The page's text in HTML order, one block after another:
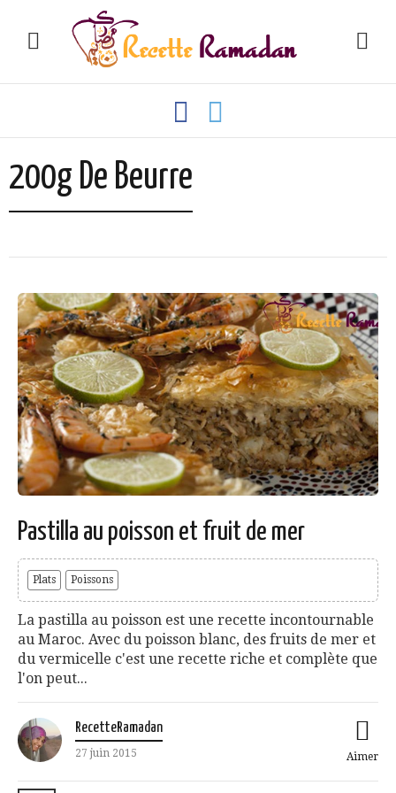
200g De Beurre
Pastilla au poisson et fruit de mer
Plats Poissons
La pastilla au poisson est une recette incontournable
au Maroc. Avec du poisson blanc, des fruits de mer et
du vermicelle c'est une recette riche et complète que
l'on peut...
RecetteRamadan
27 juin 2015 Aimer